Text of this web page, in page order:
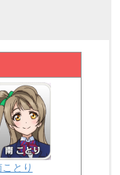
とり